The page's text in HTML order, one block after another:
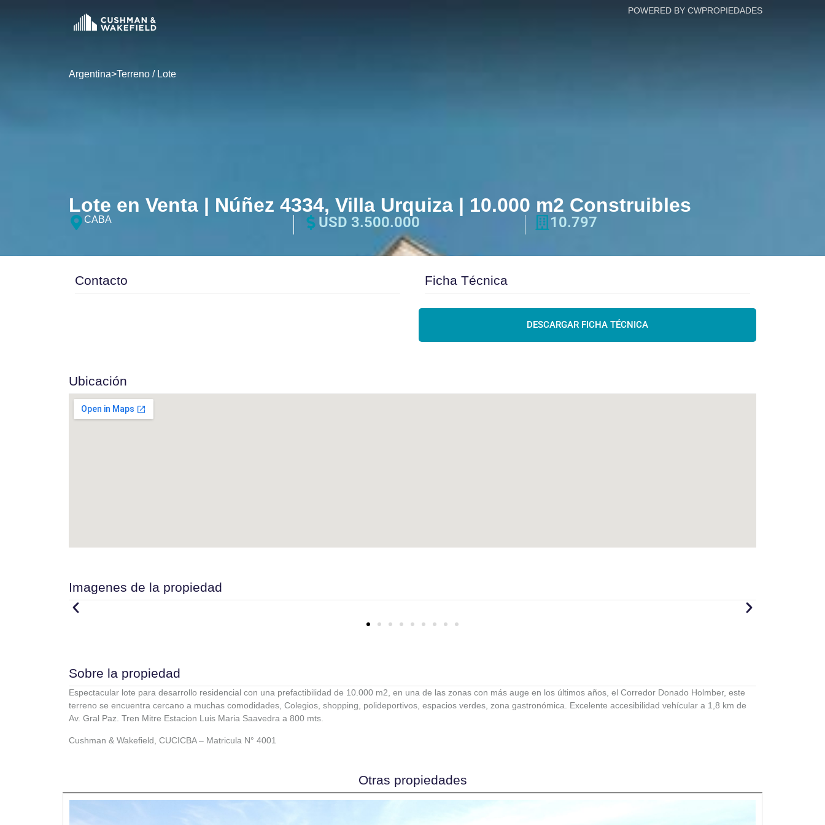
POWERED BY CWPROPIEDADES
Argentina>Terreno / Lote
Lote en Venta | Núñez 4334, Villa Urquiza | 10.000 m2 Construibles
CABA USD 3.500.000 10.797
Contacto Ficha Técnica
DESCARGAR FICHA TÉCNICA
Ubicación
Imagenes de la propiedad
Sobre la propiedad
Espectacular lote para desarrollo residencial con una prefactibilidad de 10.000 m2, en una de las zonas con más auge en los últimos años, el Corredor Donado Holmber, este
terreno se encuentra cercano a muchas comodidades, Colegios, shopping, polideportivos, espacios verdes, zona gastronómica. Excelente accesibilidad vehícular a 1,8 km de
Av. Gral Paz. Tren Mitre Estacion Luis Maria Saavedra a 800 mts.
Cushman & Wakefield, CUCICBA – Matricula N° 4001
Otras propiedades